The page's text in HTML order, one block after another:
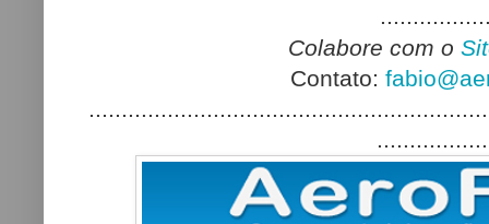
Colabore com o
Contato: